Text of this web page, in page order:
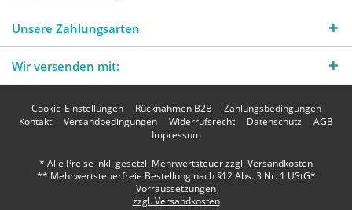
Unsere Zahlungsarten
Wir versenden mit:
Cookie-Einstellungen Rücknahmen B2B
Zahlungsbedingungen
Kontakt
Versandbedingungen Widerrufsrecht Datenschutz
AGB
Impressum
* Alle Preise inkl. gesetzl. Mehrwertsteuer zzgl.Versandkosten
** Mehrwertsteuerfreie Bestellung nach §12 Abs. 3 Nr. 1 UStG*
Vorraussetzungen
zzgl. Versandkosten